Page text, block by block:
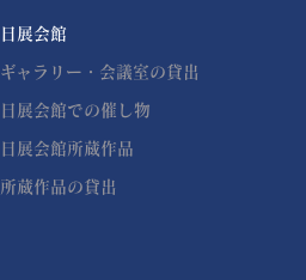
日展会館
ギャラリー・会議室の貸出
日展会館での催し物
日展会館所蔵作品
所蔵作品の貸出